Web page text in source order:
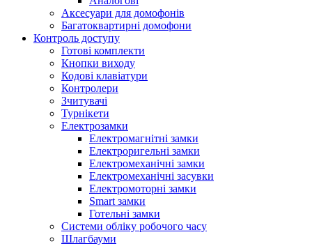
Аксесуари для домофонів
Багатоквартирні домофони
Контроль доступу
Готові комплекти
Кнопки виходу
Кодові клавіатури
Контролери
Зчитувачі
Турнікети
Електрозамки
Електромагнітні замки
Електроригельні замки
Електромеханічні замки
Електромеханічні засувки
Електромоторні замки
Smart замки
Готельні замки
Системи обліку робочого часу
Шлагбауми